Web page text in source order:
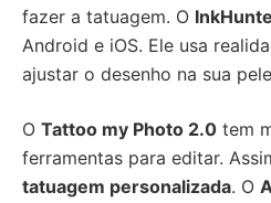
fazer a tatuagem. O
Android e iOS. Ele usa
ajustar o desenho na sua
O Tattoo my Photo 2.0 tem
ferramentas para editar.
tatuagem personalizada. O